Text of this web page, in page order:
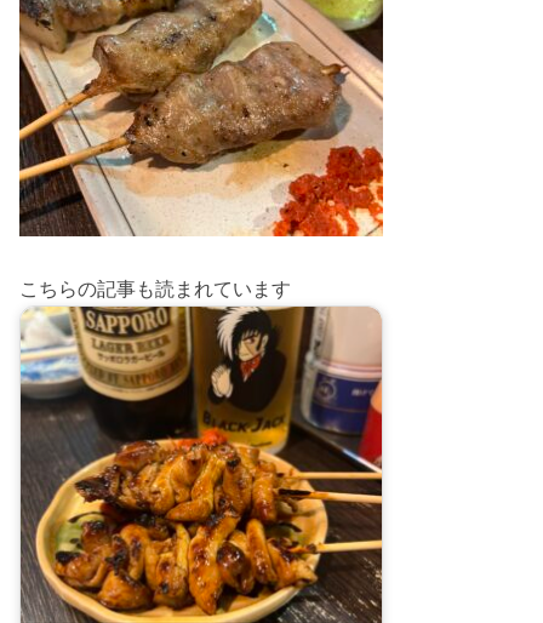
こちらの記事も読まれています